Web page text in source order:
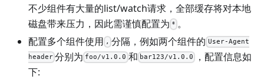
不少组件有大量的list/watch请求，全部缓存将对本地
磁盘带来压力，因此需谨慎配置为 * 。
配置多个组件使用 , 分隔，例如两个组件的 User-Agent
header 分别为 foo/v1.0.0 和 bar123/v1.0.0 ，配置信息如
下: